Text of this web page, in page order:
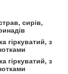
сирів,
гіркуватий, з
гіркуватий, з